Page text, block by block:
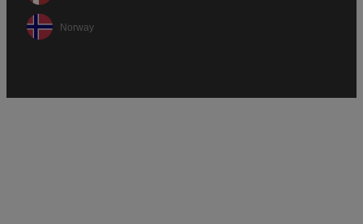
Norway